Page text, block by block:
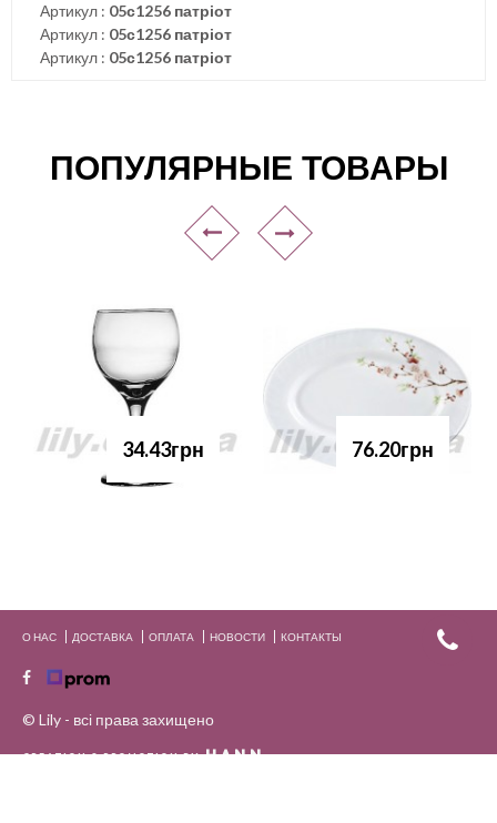
Артикул : 05с1256 патріот
Артикул : 05с1256 патріот
Артикул : 05с1256 патріот
ПОПУЛЯРНЫЕ ТОВАРЫ
34.43грн 76.20грн
О НАС ДОСТАВКА ОПЛАТА НОВОСТИ КОНТАКТЫ
© Lily - всі права захищено
CREATION & PROMOTION BYHANN.